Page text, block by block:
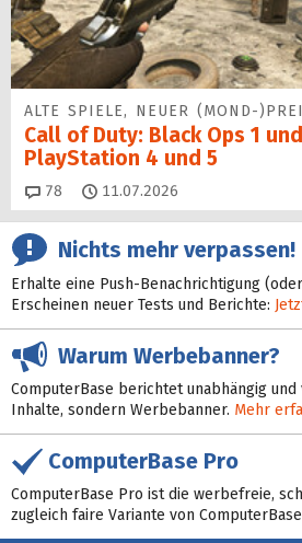
ALTE SPIELE, NEUER (MOND-
Call of Duty: Black Ops 1
PlayStation 4 und 5
78 Kommentare
11.07.2026
Nichts mehr verpassen!
Erhalte eine Push-Benachrichtigung
Erscheinen neuer Tests und Berichte:
Warum Werbebanner?
ComputerBase berichtet unabhängig
Inhalte, sondern Werbebanner. Mehr
ComputerBase Pro
ComputerBase Pro ist die werbefreie,
zugleich faire Variante von